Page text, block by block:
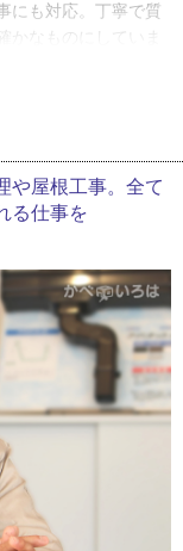
にも対応。丁寧で質
かなものにしていま
）は、幼少期は現場
です。幼稚園の頃か
に登って、上から
伝いなんかもしてい
大好き。そんな子ど
が休校になった日
見るのが習慣だった
なくなりました。バ
土日も練習でした
が、辞めたら負けだ
と、今となっては
や屋根工事。全て
る仕事を